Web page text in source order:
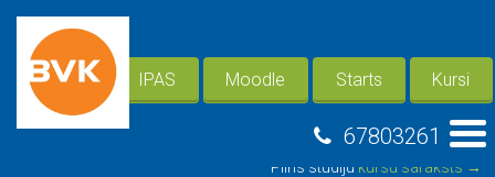
67803261
IPAS Moodle Starts Kursi
Pilns studiju kursu saraksts →